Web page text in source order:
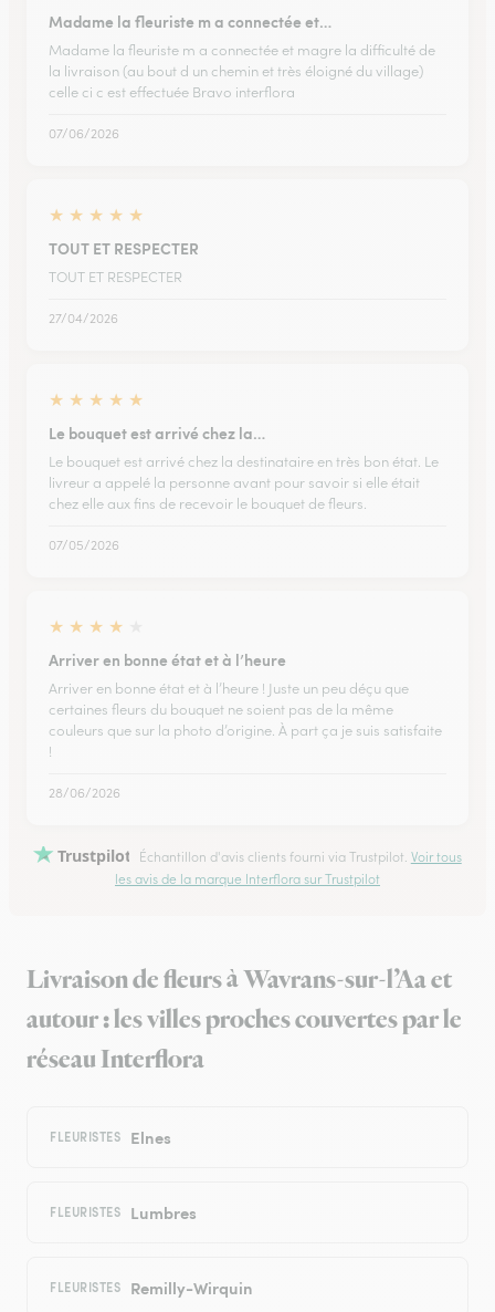
Madame la fleuriste m a connectée et…
Madame la fleuriste m a connectée et magre la difficulté de
la livraison (au bout d un chemin et très éloigné du village)
celle ci c est effectuée Bravo interflora
07/06/2026
★ ★ ★ ★ ★
TOUT ET RESPECTER
TOUT ET RESPECTER
27/04/2026
★ ★ ★ ★ ★
Le bouquet est arrivé chez la…
Le bouquet est arrivé chez la destinataire en très bon état. Le
livreur a appelé la personne avant pour savoir si elle était
chez elle aux fins de recevoir le bouquet de fleurs.
07/05/2026
★ ★ ★ ★
Arriver en bonne état et à l’heure
Arriver en bonne état et à l’heure ! Juste un peu déçu que
certaines fleurs du bouquet ne soient pas de la même
couleurs que sur la photo d’origine. À part ça je suis satisfaite
!
28/06/2026
Trustpilot Échantillon d'avis clients fourni via Trustpilot. Voir tous
les avis de la marque Interflora sur Trustpilot
Livraison de fleurs à Wavrans-sur-l’Aa et
autour : les villes proches couvertes par le
réseau Interflora
FLEURISTES Elnes
FLEURISTES Lumbres
FLEURISTES Remilly-Wirquin